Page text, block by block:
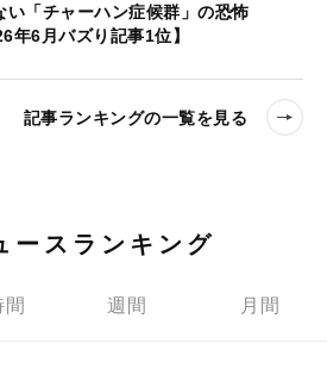
い「チャーハン症候群」の恐怖
年6月バズり記事1位】
記事ランキングの一覧を見る
ースランキング
間 週間 月間